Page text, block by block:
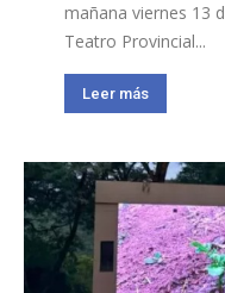
mañana viernes 13
Teatro Provincial...
Leer más